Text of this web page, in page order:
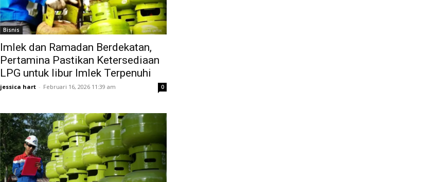
Bisnis
Imlek dan Ramadan Berdekatan,
Pertamina Pastikan Ketersediaan
LPG untuk libur Imlek Terpenuhi
jessica hart - Februari 16, 2026 11:39 am 0